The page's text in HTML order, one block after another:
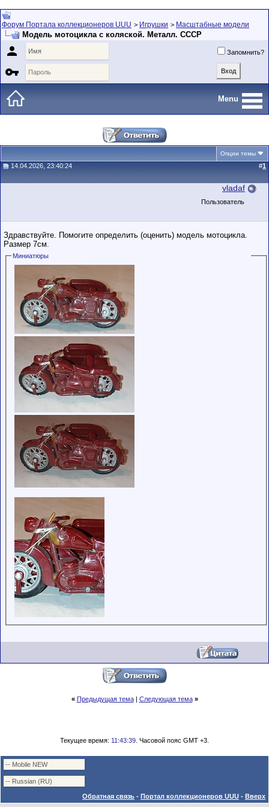
Форум Портала коллекционеров UUU > Игрушки > Масштабные модели
Модель мотоцикла с коляской. Металл. СССР
 Запомнить?

Menu
Опции темы
14.04.2026, 23:40:24 #1
vladaf
Пользователь
Здравствуйте. Помогите определить (оценить) модель мотоцикла.
Размер 7см.
Миниатюры
« Предыдущая тема| Следующая тема »
Текущее время: 11:43:39 . Часовой пояс GMT +3.
Обратная связь - Портал коллекционеров UUU - Вверх